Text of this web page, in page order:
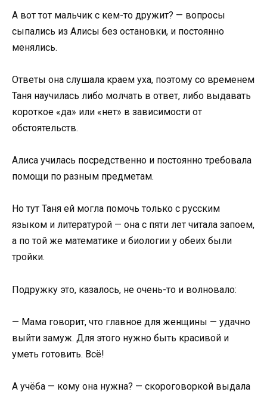
А вот тот мальчик с кем-то дружит? — вопросы
сыпались из Алисы без остановки, и постоянно
менялись.
Ответы она слушала краем уха, поэтому со временем
Таня научилась либо молчать в ответ, либо выдавать
короткое «да» или «нет» в зависимости от
обстоятельств.
Алиса училась посредственно и постоянно требовала
помощи по разным предметам.
Но тут Таня ей могла помочь только с русским
языком и литературой — она с пяти лет читала запоем,
а по той же математике и биологии у обеих были
тройки.
Подружку это, казалось, не очень-то и волновало:
— Мама говорит, что главное для женщины — удачно
выйти замуж. Для этого нужно быть красивой и
уметь готовить. Всё!
А учёба — кому она нужна? — скороговоркой выдала